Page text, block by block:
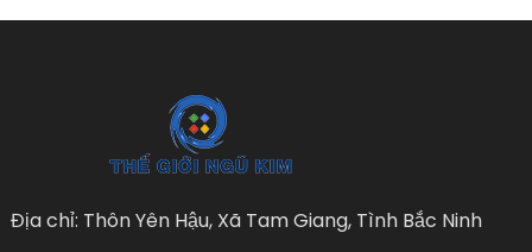
Địa chỉ: Thôn Yên Hậu, Xã Tam Giang, Tình Bắc Ninh